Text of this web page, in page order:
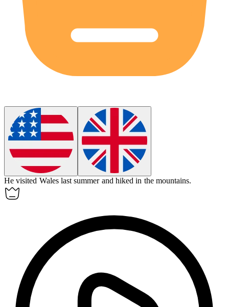
He visited Wales last summer and hiked in the mountains.